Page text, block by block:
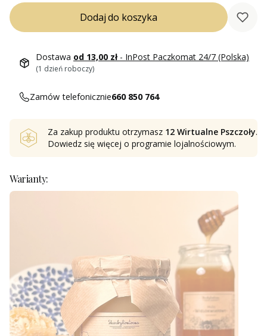
Dodaj do koszyka
Dostawa od 13,00 zł - InPost Paczkomat 24/7 (Polska)
(1 dzień roboczy)
Zamów telefonicznie660 850 764
Za zakup produktu otrzymasz 12 Wirtualne Pszczoły.
Dowiedz się więcej o programie lojalnościowym.
Warianty: